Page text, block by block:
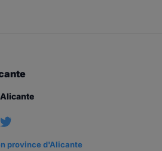
province d'Alicante